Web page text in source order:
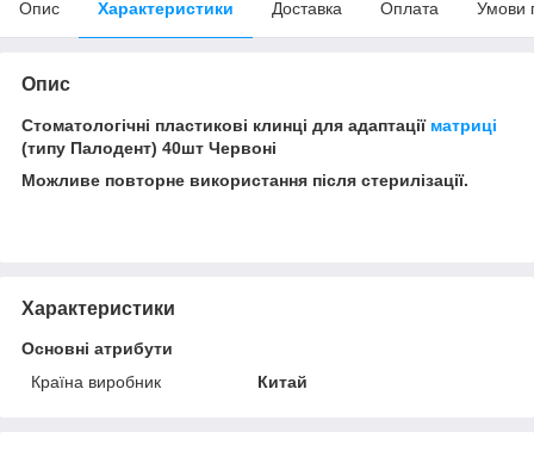
Опис Характеристики Доставка Оплата Умови
Опис
Стоматологічні пластикові клинці для адаптації матриці
(типу Палодент) 40шт Червоні
Можливе повторне використання після стерилізації.
Характеристики
Основні атрибути
Країна виробник
Китай